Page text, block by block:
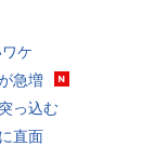
ケ
急増
っ込む
直面